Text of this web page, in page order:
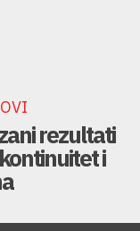
rezultati
i